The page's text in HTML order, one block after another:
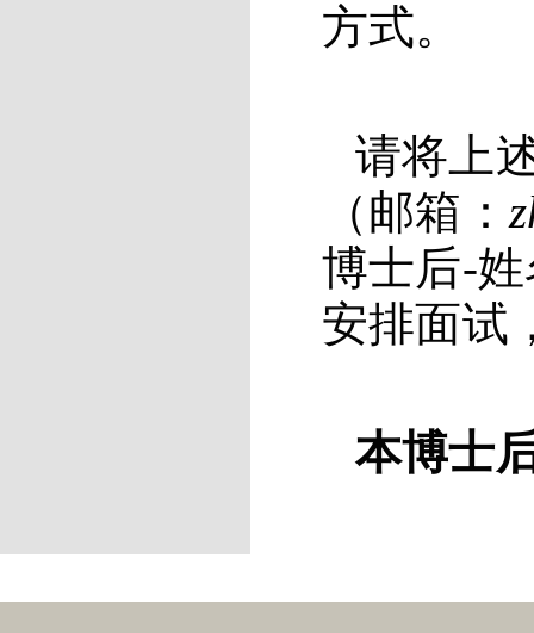
方式。
请将上
（邮箱：
博士后-
安排面试
本博士